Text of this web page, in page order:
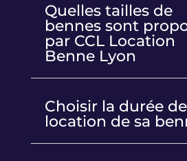
Quelles tailles de
bennes sont
par CCL Location
Benne Lyon
Choisir la durée de
location de sa